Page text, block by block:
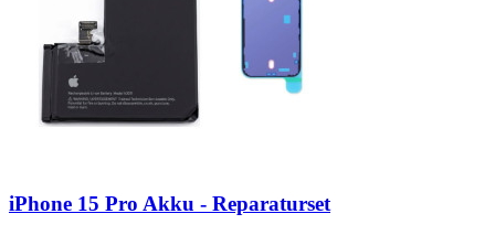
iPhone 15 Pro Akku - Reparaturset